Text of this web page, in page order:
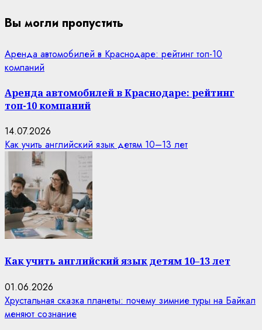
Вы могли пропустить
Аренда автомобилей в Краснодаре: рейтинг топ-10
компаний
Аренда автомобилей в Краснодаре: рейтинг
топ-10 компаний
14.07.2026
Как учить английский язык детям 10–13 лет
Как учить английский язык детям 10–13 лет
01.06.2026
Хрустальная сказка планеты: почему зимние туры на Байкал
меняют сознание